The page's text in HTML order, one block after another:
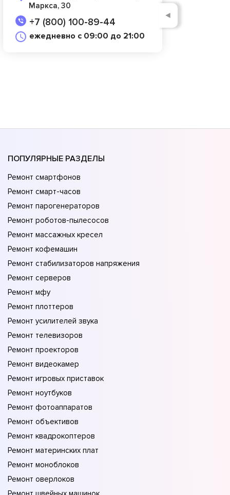
Маркса, 30
+7 (800) 100-89-44
ежедневно с 09:00 до 21:00
◄
ПОПУЛЯРНЫЕ РАЗДЕЛЫ
Ремонт смартфонов
Ремонт смарт-часов
Ремонт парогенераторов
Ремонт роботов-пылесосов
Ремонт массажных кресел
Ремонт кофемашин
Ремонт стабилизаторов напряжения
Ремонт серверов
Ремонт мфу
Ремонт плоттеров
Ремонт усилителей звука
Ремонт телевизоров
Ремонт проекторов
Ремонт видеокамер
Ремонт игровых приставок
Ремонт ноутбуков
Ремонт фотоаппаратов
Ремонт объективов
Ремонт квадрокоптеров
Ремонт материнских плат
Ремонт моноблоков
Ремонт оверлоков